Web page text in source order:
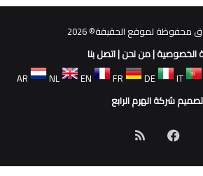
محفوظة لموقع الحقيقة© 2026
الخصوصية|من نحن|اتصل بنا
AR
NL EN FR DE IT
تصميم شركة الهرم الرابع
فيسبوكملخص
الموقع